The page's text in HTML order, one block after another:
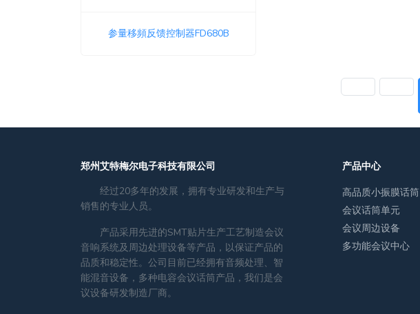
参量移頻反馈控制器FD680B
郑州艾特梅尔电子科技有限公司
经过20多年的发展，拥有专业研发和生产与
销售的专业人员。
产品采用先进的SMT贴片生产工艺制造会议
音响系统及周边处理设备等产品，以保证产品的
品质和稳定性。公司目前已经拥有音频处理、智
能混音设备，多种电容会议话筒产品，我们是会
议设备研发制造厂商。
产品中心
高品质小振膜话筒
会议话筒单元
会议周边设备
多功能会议中心